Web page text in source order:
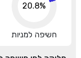
20.8%
חשיפה למניות